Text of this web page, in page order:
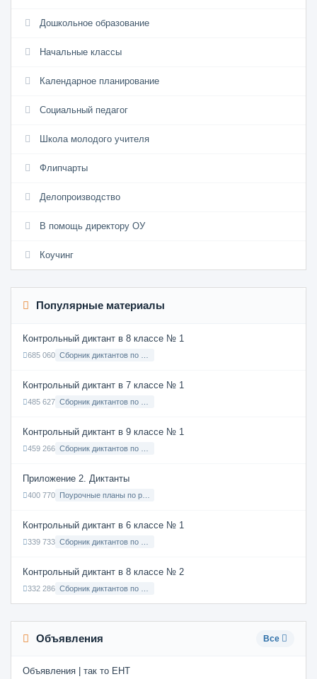
Дошкольное образование
Начальные классы
Календарное планирование
Социальный педагог
Школа молодого учителя
Флипчарты
Делопроизводство
В помощь директору ОУ
Коучинг
Популярные материалы
Контрольный диктант в 8 классе № 1
685 060
Контрольный диктант в 7 классе № 1
485 627
Контрольный диктант в 9 классе № 1
459 266
Приложение 2. Диктанты
400 770
Контрольный диктант в 6 классе № 1
339 733
Контрольный диктант в 8 классе № 2
332 286
Объявления Все
Объявления | так то ЕНТ